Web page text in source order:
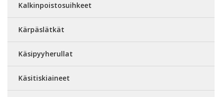
Kalkinpoistosuihkeet
Kärpäslätkät
Käsipyyherullat
Käsitiskiaineet